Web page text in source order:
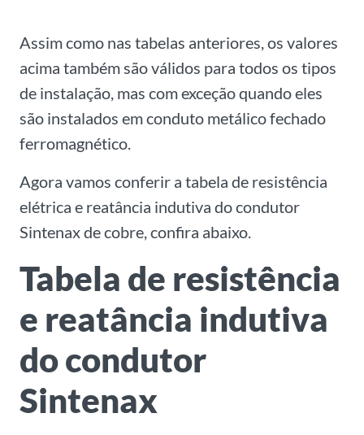
Assim como nas tabelas anteriores, os valores
acima também são válidos para todos os tipos
de instalação, mas com exceção quando eles
são instalados em conduto metálico fechado
ferromagnético.
Agora vamos conferir a tabela de resistência
elétrica e reatância indutiva do condutor
Sintenax de cobre, confira abaixo.
Tabela de resistência
e reatância indutiva
do condutor
Sintenax